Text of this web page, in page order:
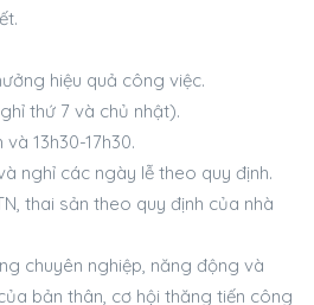
hiệu quả công việc.
thứ 7 và chủ nhật).
13h30-17h30.
nghỉ các ngày lễ theo quy định.
thai sản theo quy định của nhà
chuyên nghiệp, năng động và
bản thân, cơ hội thăng tiến công